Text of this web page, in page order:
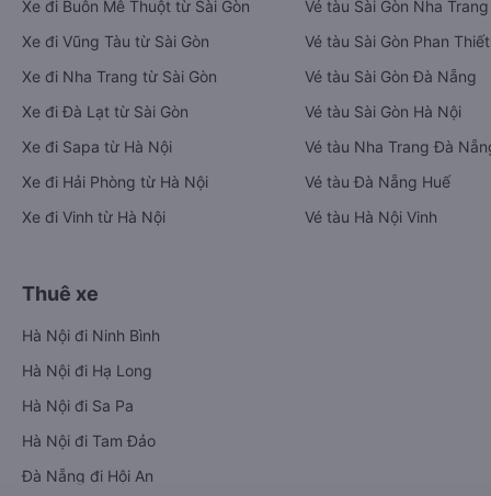
Xe đi Buôn Mê Thuột từ Sài Gòn
Xe đi Vũng Tàu từ Sài Gòn
Xe đi Nha Trang từ Sài Gòn
Xe đi Đà Lạt từ Sài Gòn
Xe đi Sapa từ Hà Nội
Xe đi Hải Phòng từ Hà Nội
Xe đi Vinh từ Hà Nội
Vé tàu Sài Gòn Nha Trang
Vé tàu Sài Gòn Phan Thiết
Vé tàu Sài Gòn Đà Nẵng
Vé tàu Sài Gòn Hà Nội
Vé tàu Nha Trang Đà
Vé tàu Đà Nẵng Huế
Vé tàu Hà Nội Vinh
Thuê xe
Hà Nội đi Ninh Bình
Hà Nội đi Hạ Long
Hà Nội đi Sa Pa
Hà Nội đi Tam Đảo
Đà Nẵng đi Hội An